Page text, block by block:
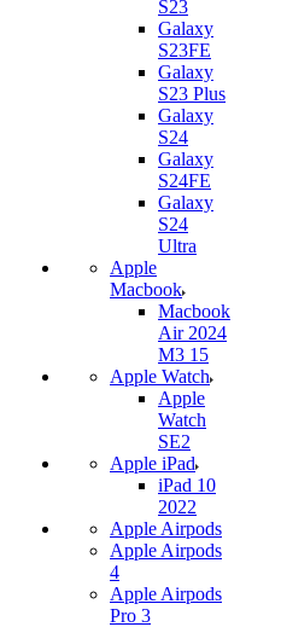
S23
Galaxy
S23FE
Galaxy
S23 Plus
Galaxy
S24
Galaxy
S24FE
Galaxy
S24
Ultra
Apple
Macbook
Macbook
Air 2024
M3 15
Apple Watch
Apple
Watch
SE2
Apple iPad
iPad 10
2022
Apple Airpods
Apple Airpods
4
Apple Airpods
Pro 3